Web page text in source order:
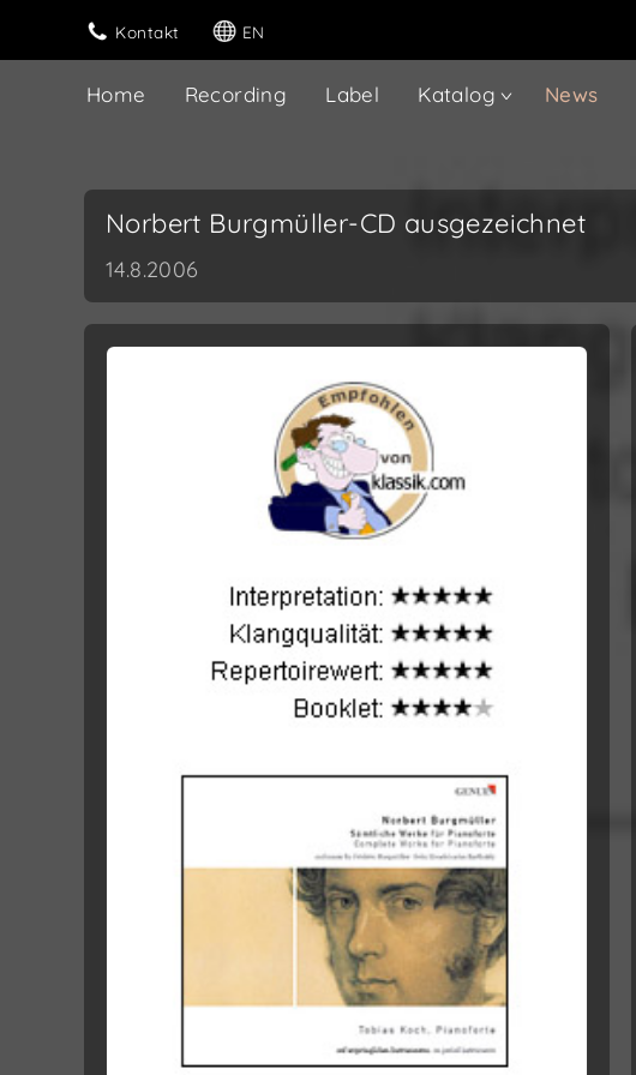
Kontakt EN
Home Recording Label Katalog News
Norbert Burgmüller-CD ausgezeichnet
14.8.2006